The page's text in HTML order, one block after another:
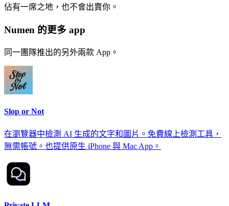
佔有一席之地，也不會出賣你。
Numen 的更多 app
同一團隊推出的另外兩款 App。
Slop or Not
在瀏覽器中檢測 AI 生成的文字和圖片。免費線上檢測工具，
無需帳號。也提供原生 iPhone 與 Mac App。